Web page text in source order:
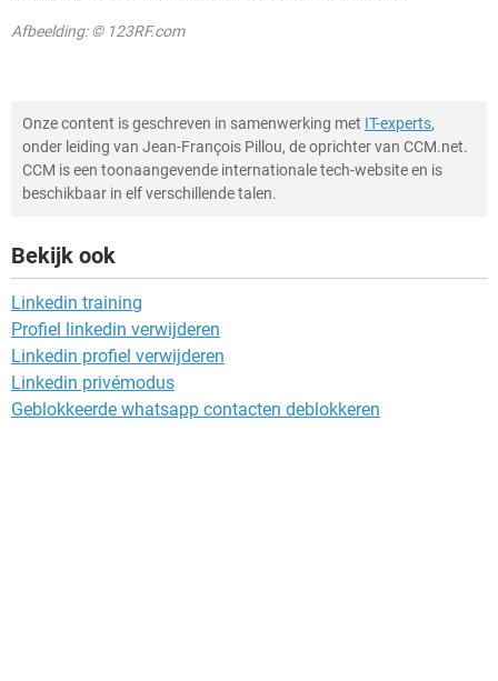
Afbeelding: © 123RF.com
Onze content is geschreven in samenwerking met IT-experts,
onder leiding van Jean-François Pillou, de oprichter van CCM.net.
CCM is een toonaangevende internationale tech-website en is
beschikbaar in elf verschillende talen.
Bekijk ook
Linkedin training
Profiel linkedin verwijderen
Linkedin profiel verwijderen
Linkedin privémodus
Geblokkeerde whatsapp contacten deblokkeren